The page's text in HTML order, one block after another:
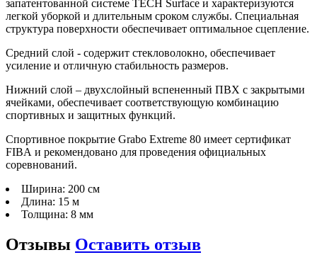
запатентованной системе TECH Surface и характеризуются
легкой уборкой и длительным сроком службы. Специальная
структура поверхности обеспечивает оптимальное сцепление.
Средний слой - содержит стекловолокно, обеспечивает
усиление и отличную стабильность размеров.
Нижний слой – двухслойный вспененный ПВХ с закрытыми
ячейками, обеспечивает соответствующую комбинацию
спортивных и защитных функций.
Спортивное покрытие Grabo Extreme 80 имеет сертификат
FIBA и рекомендовано для проведения официальных
соревнований.
Ширина: 200 см
Длина: 15 м
Толщина: 8 мм
Отзывы Оставить отзыв